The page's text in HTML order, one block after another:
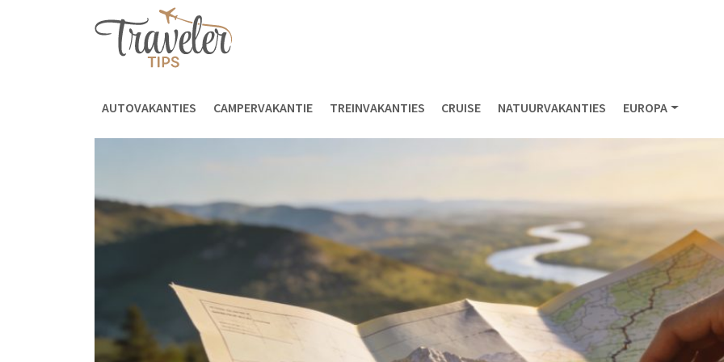
AUTOVAKANTIES CAMPERVAKANTIE TREINVAKANTIES CRUISE NATUURVAKANTIES EUROPA